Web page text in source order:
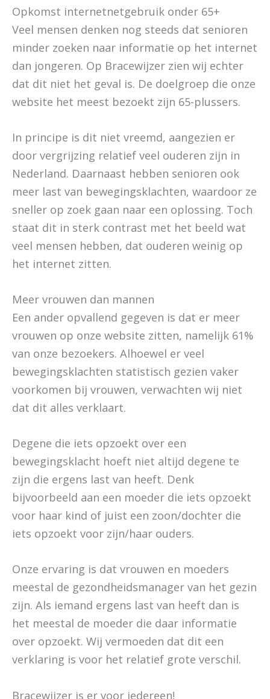
Opkomst internetnetgebruik onder 65+
Veel mensen denken nog steeds dat senioren
minder zoeken naar informatie op het internet
dan jongeren. Op Bracewijzer zien wij echter
dat dit niet het geval is. De doelgroep die onze
website het meest bezoekt zijn 65-plussers.
In principe is dit niet vreemd, aangezien er
door vergrijzing relatief veel ouderen zijn in
Nederland. Daarnaast hebben senioren ook
meer last van bewegingsklachten, waardoor ze
sneller op zoek gaan naar een oplossing. Toch
staat dit in sterk contrast met het beeld wat
veel mensen hebben, dat ouderen weinig op
het internet zitten.
Meer vrouwen dan mannen
Een ander opvallend gegeven is dat er meer
vrouwen op onze website zitten, namelijk 61%
van onze bezoekers. Alhoewel er veel
bewegingsklachten statistisch gezien vaker
voorkomen bij vrouwen, verwachten wij niet
dat dit alles verklaart.
Degene die iets opzoekt over een
bewegingsklacht hoeft niet altijd degene te
zijn die ergens last van heeft. Denk
bijvoorbeeld aan een moeder die iets opzoekt
voor haar kind of juist een zoon/dochter die
iets opzoekt voor zijn/haar ouders.
Onze ervaring is dat vrouwen en moeders
meestal de gezondheidsmanager van het gezin
zijn. Als iemand ergens last van heeft dan is
het meestal de moeder die daar informatie
over opzoekt. Wij vermoeden dat dit een
verklaring is voor het relatief grote verschil.
Bracewijzer is er voor iedereen!